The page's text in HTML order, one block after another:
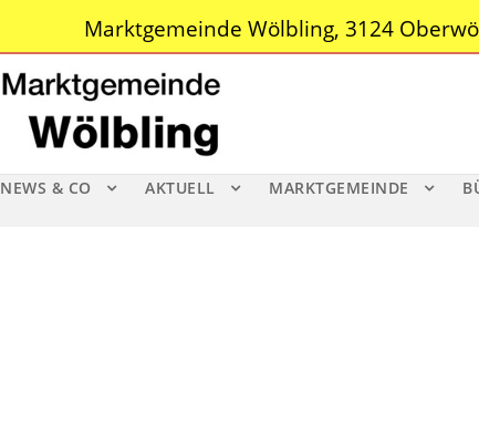
Marktgemeinde Wölbling, 3124
NEWS & CO AKTUELL MARKTGEMEINDE